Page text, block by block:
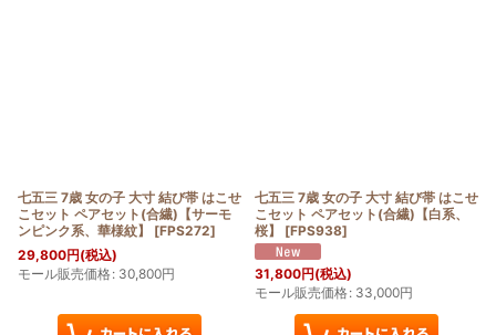
七五三 7歳 女の子 大寸 結び帯 はこせ
こセット ペアセット(合繊)【サーモ
ンピンク系、華様紋】
[FPS272]
29,800円(税込)
モール販売価格: 30,800円
七五三 7歳 女の子 大寸 結び帯 はこせ
こセット ペアセット(合繊)【白系、
桜】
[FPS938]
31,800円(税込)
モール販売価格: 33,000円